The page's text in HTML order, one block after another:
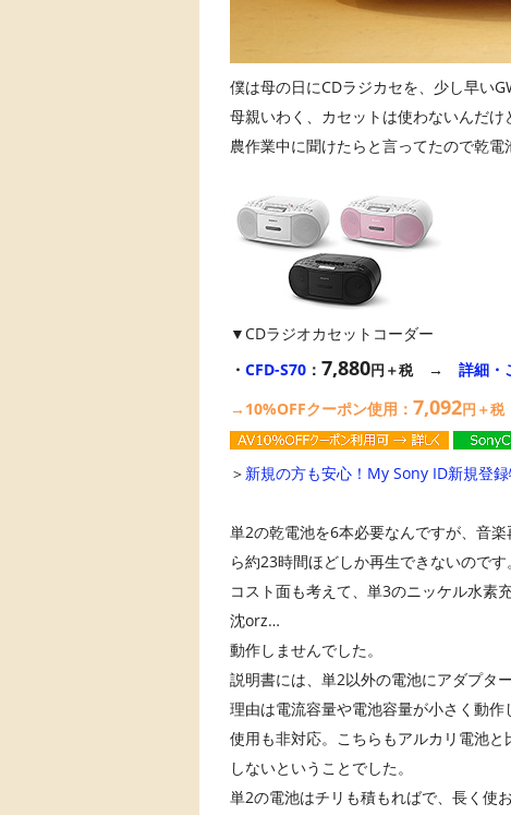
僕は母の日にCDラジカセを、少し早い
母親いわく、カセットは使わないんだけ
農作業中に聞けたらと言ってたので乾電
▼CDラジオカセットコーダー
・ CFD-S70： 7,880円＋税→ 詳細・
→10%OFFクーポン使用： 7,092円＋税
＞ 新規の方も安心！My Sony ID新規登
単2の乾電池を6本必要なんですが、音
ら約23時間ほどしか再生できないのです。
コスト面も考えて、単3のニッケル水素
沈orz…
動作しませんでした。
説明書には、単2以外の電池にアダプタ
理由は電流容量や電池容量が小さく動
使用も非対応。こちらもアルカリ電池
しないということでした。
単2の電池はチリも積もればで、長く使